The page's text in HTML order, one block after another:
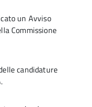
un Avviso
Commissione
candidature